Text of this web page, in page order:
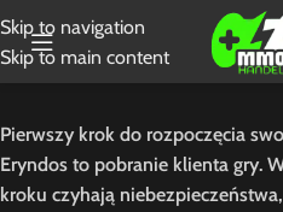
Skip to navigation
Skip to main content
Pierwszy krok do rozpoczęcia
Eryndos to pobranie klienta gry.
kroku czyhają